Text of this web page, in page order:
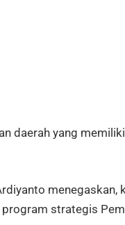
daerah yang
strategis